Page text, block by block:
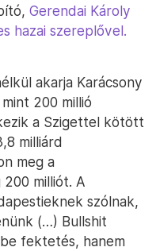
Gerendai Károly
hazai szereplővel.
akarja Karácsony
200 millió
a Szigettel kötött
milliárd
meg a
milliót. A
szólnak,
(…) Bullshit
fektetés, hanem